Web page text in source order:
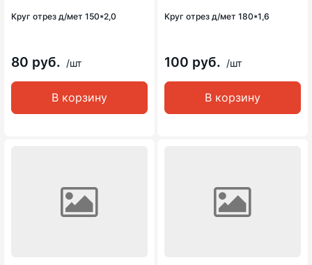
Круг отрез д/мет 150*2,0
80 руб. /шт
В корзину
Круг отрез д/мет 180*1,6
100 руб. /шт
В корзину